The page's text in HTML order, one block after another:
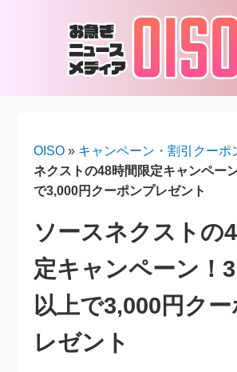
OISO » キャンペーン・割引クーポ
ネクストの48時間限定キャンペー
で3,000円クーポンプレゼント
ソースネクストの
定キャンペーン！
以上で3,000円ク
レゼント